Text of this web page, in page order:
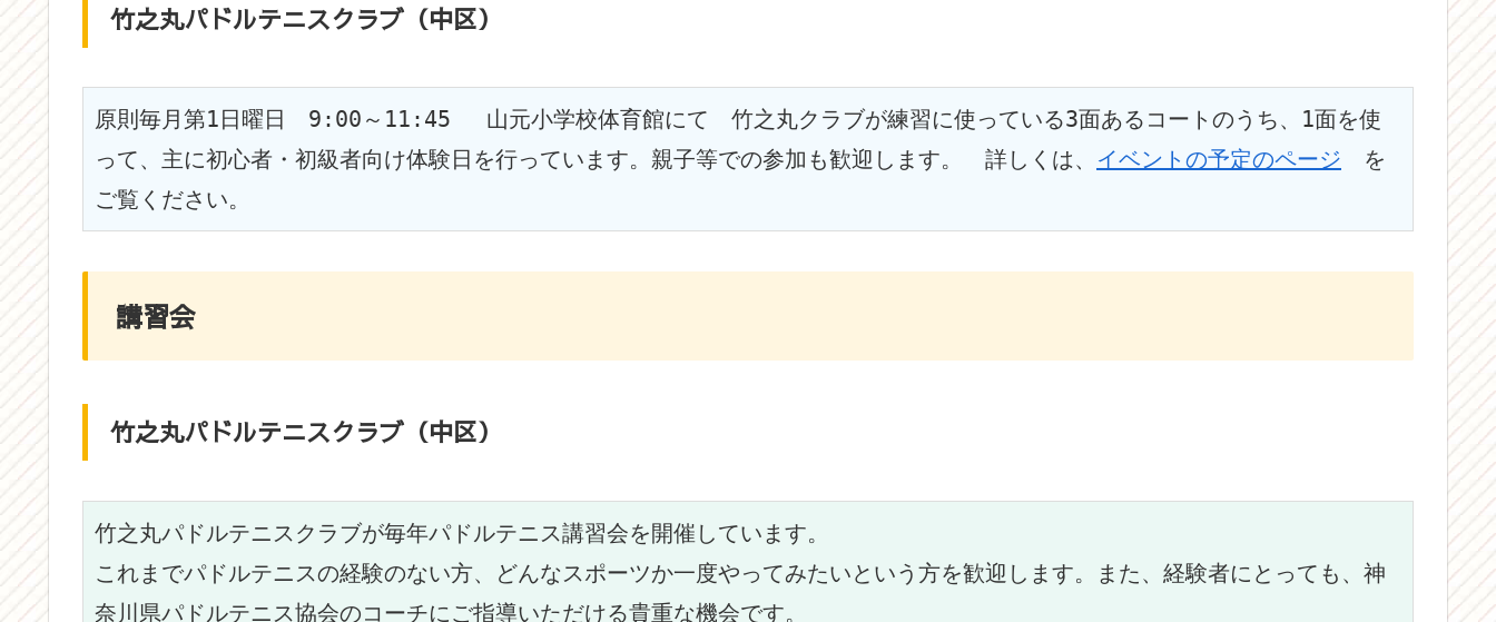
竹之丸パドルテニスクラブ（中区）
原則毎月第1日曜日　9:00～11:45 　山元小学校体育館にて　竹之丸クラブが練習に使っている3面あるコートのうち、1面を使
って、主に初心者・初級者向け体験日を行っています。親子等での参加も歓迎します。　詳しくは、 イベントの予定のページ を
ご覧ください。
講習会
竹之丸パドルテニスクラブ（中区）
竹之丸パドルテニスクラブが毎年パドルテニス講習会を開催しています。
これまでパドルテニスの経験のない方、どんなスポーツか一度やってみたいという方を歓迎します。また、経験者にとっても、神
奈川県パドルテニス協会のコーチにご指導いただける貴重な機会です。